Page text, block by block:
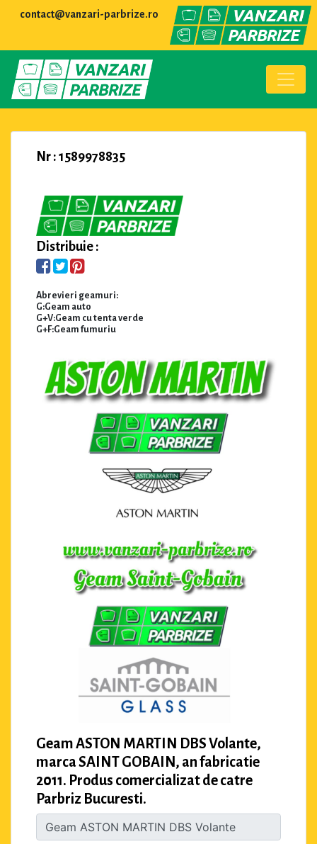
contact@vanzari-parbrize.ro
Nr : 1589978835
Distribuie :
Abrevieri geamuri:
G:Geam auto
G+V:Geam cu tenta verde
G+F:Geam fumuriu
Geam ASTON MARTIN DBS Volante,
marca SAINT GOBAIN, an fabricatie
2011. Produs comercializat de catre
Parbriz Bucuresti.